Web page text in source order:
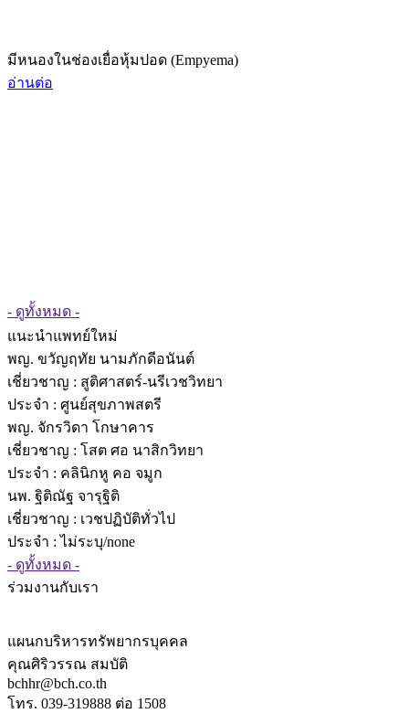
มีหนองในช่องเยื่อหุ้มปอด (Empyema)
อ่านต่อ
- ดูทั้งหมด -
แนะนำแพทย์ใหม่
พญ. ขวัญฤทัย นามภักดีอนันต์
เชี่ยวชาญ : สูติศาสตร์-นรีเวชวิทยา
ประจำ : ศูนย์สุขภาพสตรี
พญ. จักรวิดา โกษาคาร
เชี่ยวชาญ : โสต ศอ นาสิกวิทยา
ประจำ : คลินิกหู คอ จมูก
นพ. ฐิติณัฐ จารุฐิติ
เชี่ยวชาญ : เวชปฏิบัติทั่วไป
ประจำ : ไม่ระบุ/none
- ดูทั้งหมด -
ร่วมงานกับเรา
แผนกบริหารทรัพยากรบุคคล
คุณศิริวรรณ สมบัติ
bchhr@bch.co.th
โทร. 039-319888 ต่อ 1508